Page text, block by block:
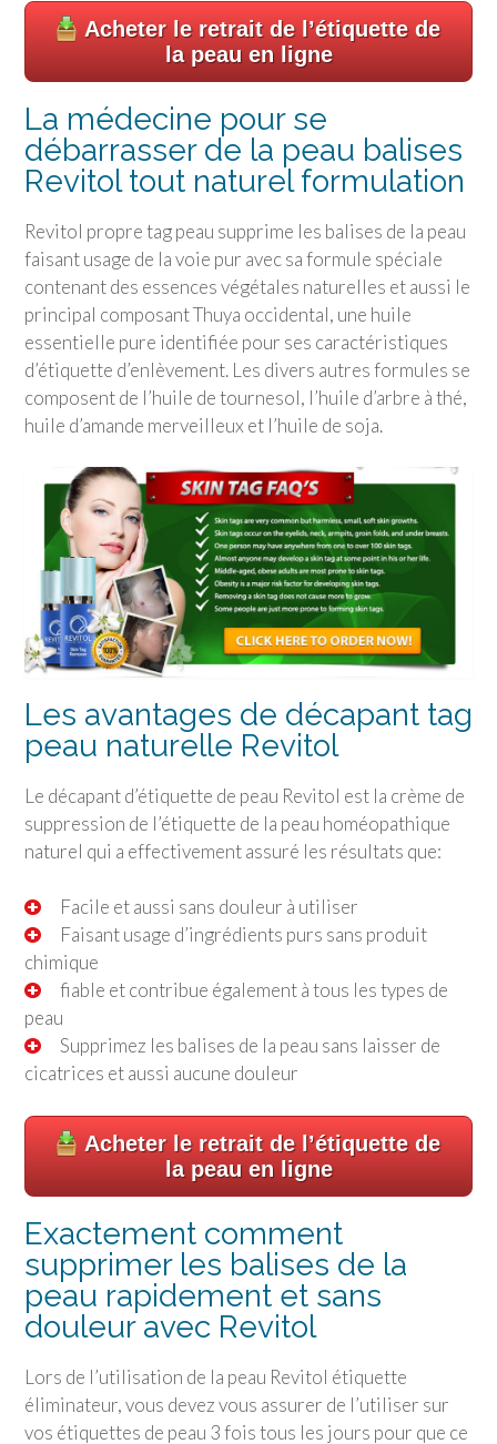
Acheter le retrait de l’étiquette de
la peau en ligne
La médecine pour se
débarrasser de la peau balises
Revitol tout naturel formulation
Revitol propre tag peau supprime les balises de la peau
faisant usage de la voie pur avec sa formule spéciale
contenant des essences végétales naturelles et aussi le
principal composant Thuya occidental, une huile
essentielle pure identifiée pour ses caractéristiques
d’étiquette d’enlèvement. Les divers autres formules se
composent de l’huile de tournesol, l’huile d’arbre à thé,
huile d’amande merveilleux et l’huile de soja.
Les avantages de décapant tag
peau naturelle Revitol
Le décapant d’étiquette de peau Revitol est la crème de
suppression de l’étiquette de la peau homéopathique
naturel qui a effectivement assuré les résultats que:
Facile et aussi sans douleur à utiliser
Faisant usage d’ingrédients purs sans produit
chimique
fiable et contribue également à tous les types de
peau
Supprimez les balises de la peau sans laisser de
cicatrices et aussi aucune douleur
Acheter le retrait de l’étiquette de
la peau en ligne
Exactement comment
supprimer les balises de la
peau rapidement et sans
douleur avec Revitol
Lors de l’utilisation de la peau Revitol étiquette
éliminateur, vous devez vous assurer de l’utiliser sur
vos étiquettes de peau 3 fois tous les jours pour que ce